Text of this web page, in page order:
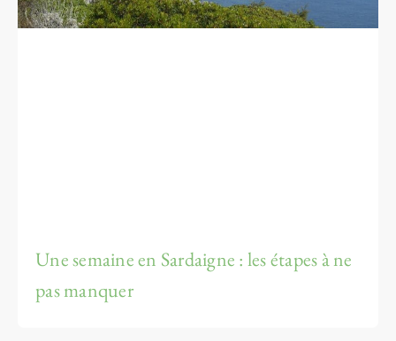
Une semaine en Sardaigne : les étapes à ne
pas manquer